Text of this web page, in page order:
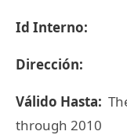
Id Interno:
Dirección:
Válido Hasta:
through 2010